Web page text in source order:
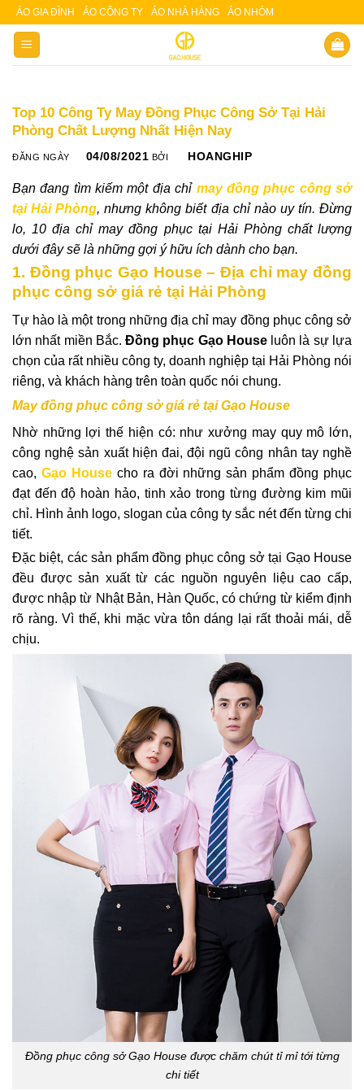
Skip
content
ÁO GIA ĐÌNH ÁO CÔNG TY ÁO NHÀ HÀNG ÁO NHÓM
Top 10 Công Ty May Đồng Phục Công Sở Tại Hải
Phòng Chất Lượng Nhất Hiện Nay
ĐĂNG NGÀY 04/08/2021 BỞI HOANGHIP
Bạn đang tìm kiếm một địa chỉ may đồng phục công sở
tại Hải Phòng, nhưng không biết địa chỉ nào uy tín. Đừng
lo, 10 địa chỉ may đồng phục tại Hải Phòng chất lượng
dưới đây sẽ là những gợi ý hữu ích dành cho bạn.
1. Đồng phục Gạo House – Địa chỉ may đồng
phục công sở giá rẻ tại Hải Phòng
Tự hào là một trong những địa chỉ may đồng phục công sở
lớn nhất miền Bắc.Đồng phục Gạo Houseluôn là sự lựa
chọn của rất nhiều công ty, doanh nghiệp tại Hải Phòng nói
riêng, và khách hàng trên toàn quốc nói chung.
May đồng phục công sở giá rẻ tại Gạo House
Nhờ những lợi thế hiện có: như xưởng may quy mô lớn,
công nghệ sản xuất hiện đai, đội ngũ công nhân tay nghề
cao, Gạo Housecho ra đời những sản phẩm đồng phục
đạt đến độ hoàn hảo, tinh xảo trong từng đường kim mũi
chỉ. Hình ảnh logo, slogan của công ty sắc nét đến từng chi
tiết.
Đặc biệt, các sản phẩm đồng phục công sở tại Gạo House
đều được sản xuất từ các nguồn nguyên liệu cao cấp,
được nhập từ Nhật Bản, Hàn Quốc, có chứng từ kiểm định
rõ ràng. Vì thế, khi mặc vừa tôn dáng lại rất thoải mái, dễ
chịu.
Đồng phục công sở Gạo House được chăm chút tỉ mỉ tới từng
chi tiết